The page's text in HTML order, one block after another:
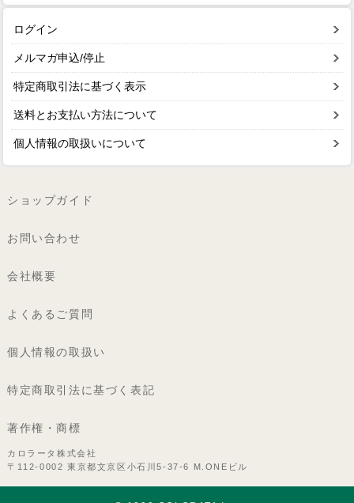
ログイン
メルマガ申込/停止
特定商取引法に基づく表示
送料とお支払い方法について
個人情報の取扱いについて
ショップガイド
お問い合わせ
会社概要
よくあるご質問
個人情報の取扱い
特定商取引法に基づく表記
著作権・商標
カロラータ株式会社
〒112-0002 東京都文京区小石川5-37-6 M.ONEビル